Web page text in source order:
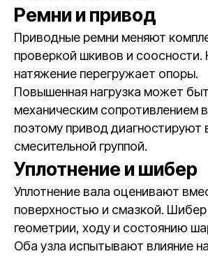
Ремни и привод
Приводные ремни меняют
проверкой шкивов и
натяжение перегружает опоры.
Повышенная нагрузка может
механическим сопротивлением
поэтому привод диагностируют
смесительной группой.
Уплотнение и шибер
Уплотнение вала оценивают
поверхностью и смазкой.
геометрии, ходу и состоянию
Оба узла испытывают влияние